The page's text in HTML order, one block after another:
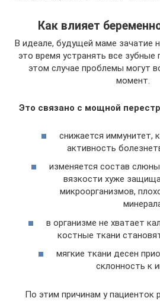
Как влияет
В идеале, будущей маме зачатие
это время устранять все зубные
этом случае проблемы могут
момент.
Это связано с мощной
снижается иммунитет,
активность
изменяется состав
вязкости хуже
микроорганизмов,
в организме не хватает
костные ткани
мягкие ткани десен
склонность к
По этим причинам у пациенток